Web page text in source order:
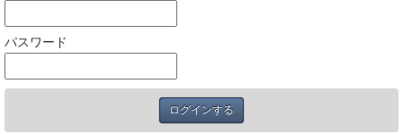
パスワード